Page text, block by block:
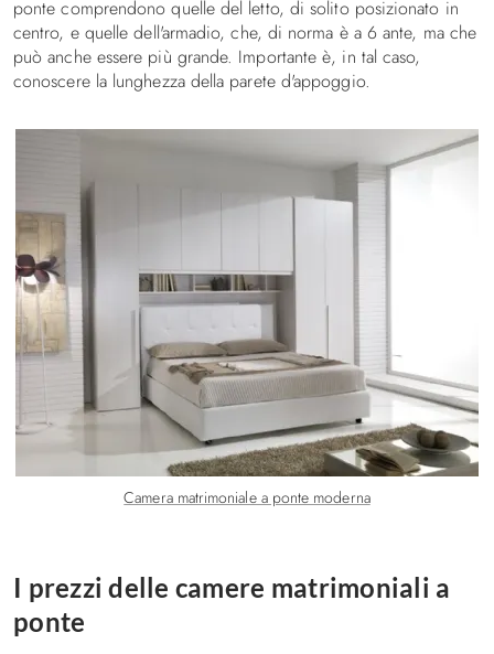
ponte comprendono quelle del letto, di solito posizionato in
centro, e quelle dell'armadio, che, di norma è a 6 ante, ma che
può anche essere più grande. Importante è, in tal caso,
conoscere la lunghezza della parete d'appoggio.
Camera matrimoniale a ponte moderna
I prezzi delle camere matrimoniali a
ponte